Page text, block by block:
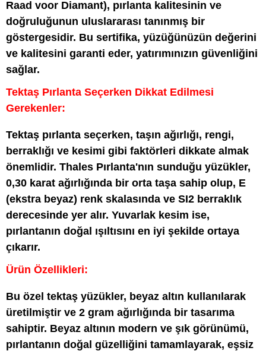
Raad voor Diamant), pırlanta kalitesinin ve
doğruluğunun uluslararası tanınmış bir
göstergesidir. Bu sertifika, yüzüğünüzün değerini
ve kalitesini garanti eder, yatırımınızın güvenliğini
sağlar.
Tektaş Pırlanta Seçerken Dikkat Edilmesi
Gerekenler:
Tektaş pırlanta seçerken, taşın ağırlığı, rengi,
berraklığı ve kesimi gibi faktörleri dikkate almak
önemlidir. Thales Pırlanta'nın sunduğu yüzükler,
0,30 karat ağırlığında bir orta taşa sahip olup, E
(ekstra beyaz) renk skalasında ve SI2 berraklık
derecesinde yer alır. Yuvarlak kesim ise,
pırlantanın doğal ışıltısını en iyi şekilde ortaya
çıkarır.
Ürün Özellikleri:
Bu özel tektaş yüzükler, beyaz altın kullanılarak
üretilmiştir ve 2 gram ağırlığında bir tasarıma
sahiptir. Beyaz altının modern ve şık görünümü,
pırlantanın doğal güzelliğini tamamlayarak, eşsiz